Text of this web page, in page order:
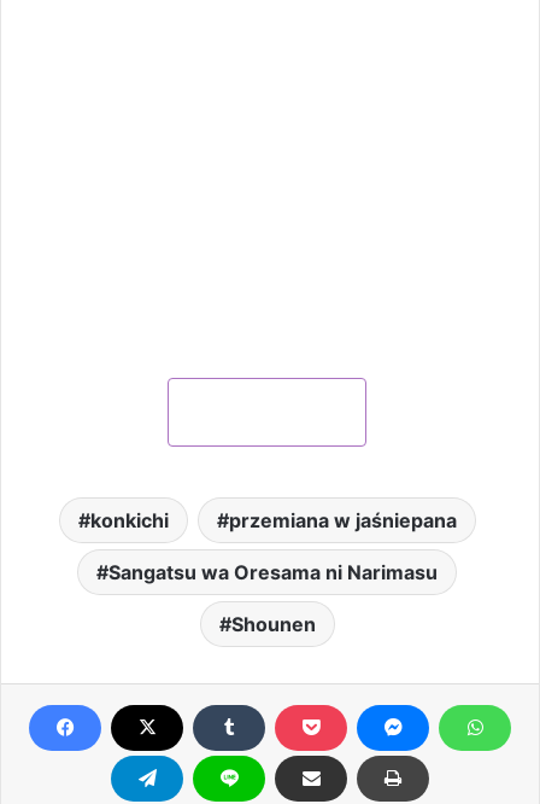
konkichi przemiana w jaśniepana
Sangatsu wa Oresama ni Narimasu
Shounen